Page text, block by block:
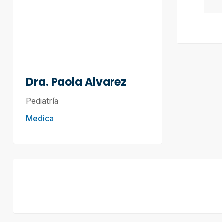
Dra. Paola Alvarez
Pediatría
Medica